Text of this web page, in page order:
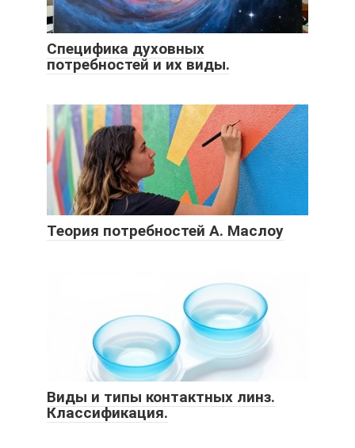
Специфика духовных
потребностей и их виды.
Теория потребностей А. Маслоу
Виды и типы контактных линз.
Классификация.